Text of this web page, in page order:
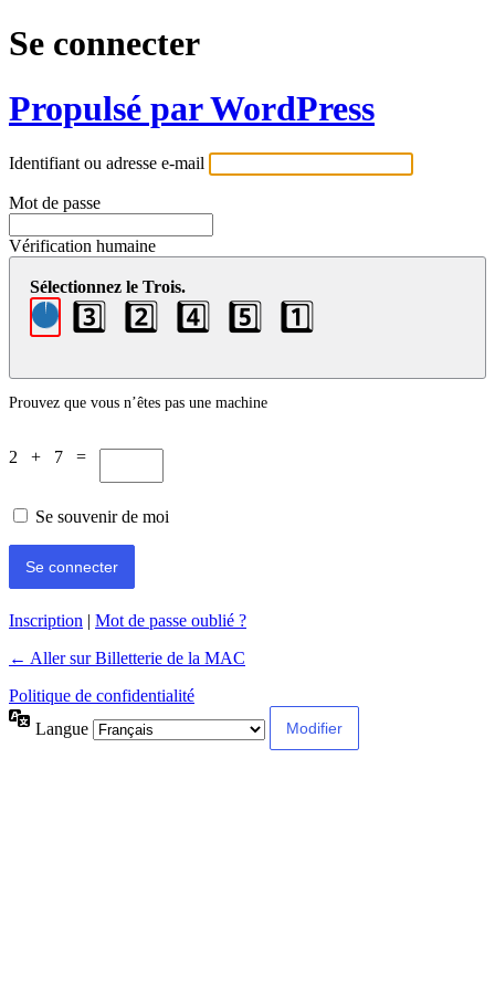
Se connecter
Propulsé par WordPress
Identifiant ou adresse e-mail
Mot de passe
Vérification humaine
Sélectionnez le Trois.
3️⃣ 2️⃣ 4️⃣ 5️⃣ 1️⃣
Prouvez que vous n’êtes pas une machine
2 + 7 =
Se souvenir de moi
Inscription
Mot de passe oublié ?
← Aller sur Billetterie de la MAC
Politique de confidentialité
Langue